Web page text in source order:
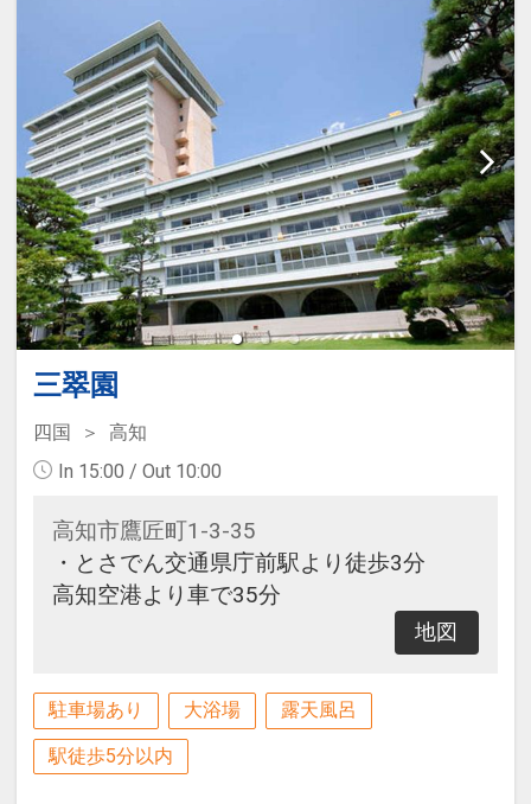
三翠園
四国
高知
In 15:00 / Out 10:00
高知市鷹匠町1-3-35
・とさでん交通県庁前駅より徒歩3分
高知空港より車で35分
地図
駐車場あり 大浴場 露天風呂
駅徒歩5分以内